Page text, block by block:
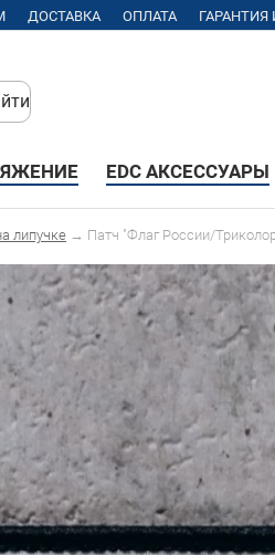
ДОСТАВКА ОПЛАТА ГАРАНТИЯ
EDC АКСЕССУАРЫ
липучке → Патч "Флаг России/